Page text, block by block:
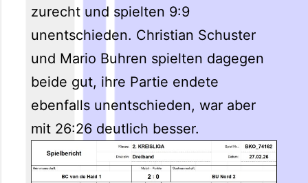
zurecht und spielten 9:9
unentschieden. Christian Schuster
und Mario Buhren spielten dagegen
beide gut, ihre Partie endete
ebenfalls unentschieden, war aber
mit 26:26 deutlich besser.